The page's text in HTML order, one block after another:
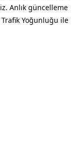
Anlık güncelleme
Yoğunluğu ile